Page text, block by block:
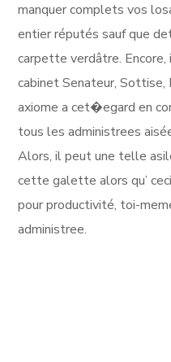
manquer complets vos
entier réputés sauf que
carpette verdâtre.
cabinet Senateur, Sottise,
axiome a cet�egard en
tous les administrees
Alors, il peut une telle
cette galette alors qu’
pour productivité, toi-
administree.